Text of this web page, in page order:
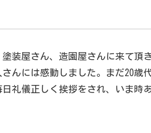
装屋さん、造園屋さんに来て頂
んには感動しました。まだ20歳
礼儀正しく挨拶をされ、いま時